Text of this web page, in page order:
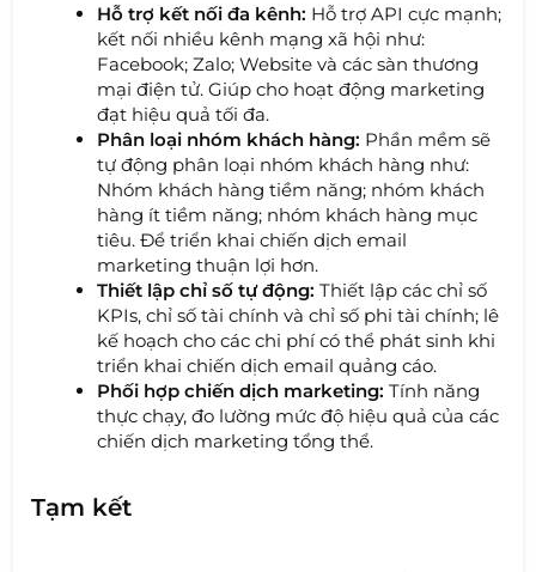
Hỗ trợ kết nối đa kênh: Hỗ trợ API cực mạnh;
kết nối nhiều kênh mạng xã hội như:
Facebook; Zalo; Website và các sàn thương
mại điện tử. Giúp cho hoạt động marketing
đạt hiệu quả tối đa.
Phân loại nhóm khách hàng: Phần mềm sẽ
tự động phân loại nhóm khách hàng như:
Nhóm khách hàng tiềm năng; nhóm khách
hàng ít tiềm năng; nhóm khách hàng mục
tiêu. Để triển khai chiến dịch email
marketing thuận lợi hơn.
Thiết lập chỉ số tự động: Thiết lập các chỉ số
KPIs, chỉ số tài chính và chỉ số phi tài chính; lê
kế hoạch cho các chi phí có thể phát sinh khi
triển khai chiến dịch email quảng cáo.
Phối hợp chiến dịch marketing: Tính năng
thực chạy, đo lường mức độ hiệu quả của các
chiến dịch marketing tổng thể.
Tạm kết